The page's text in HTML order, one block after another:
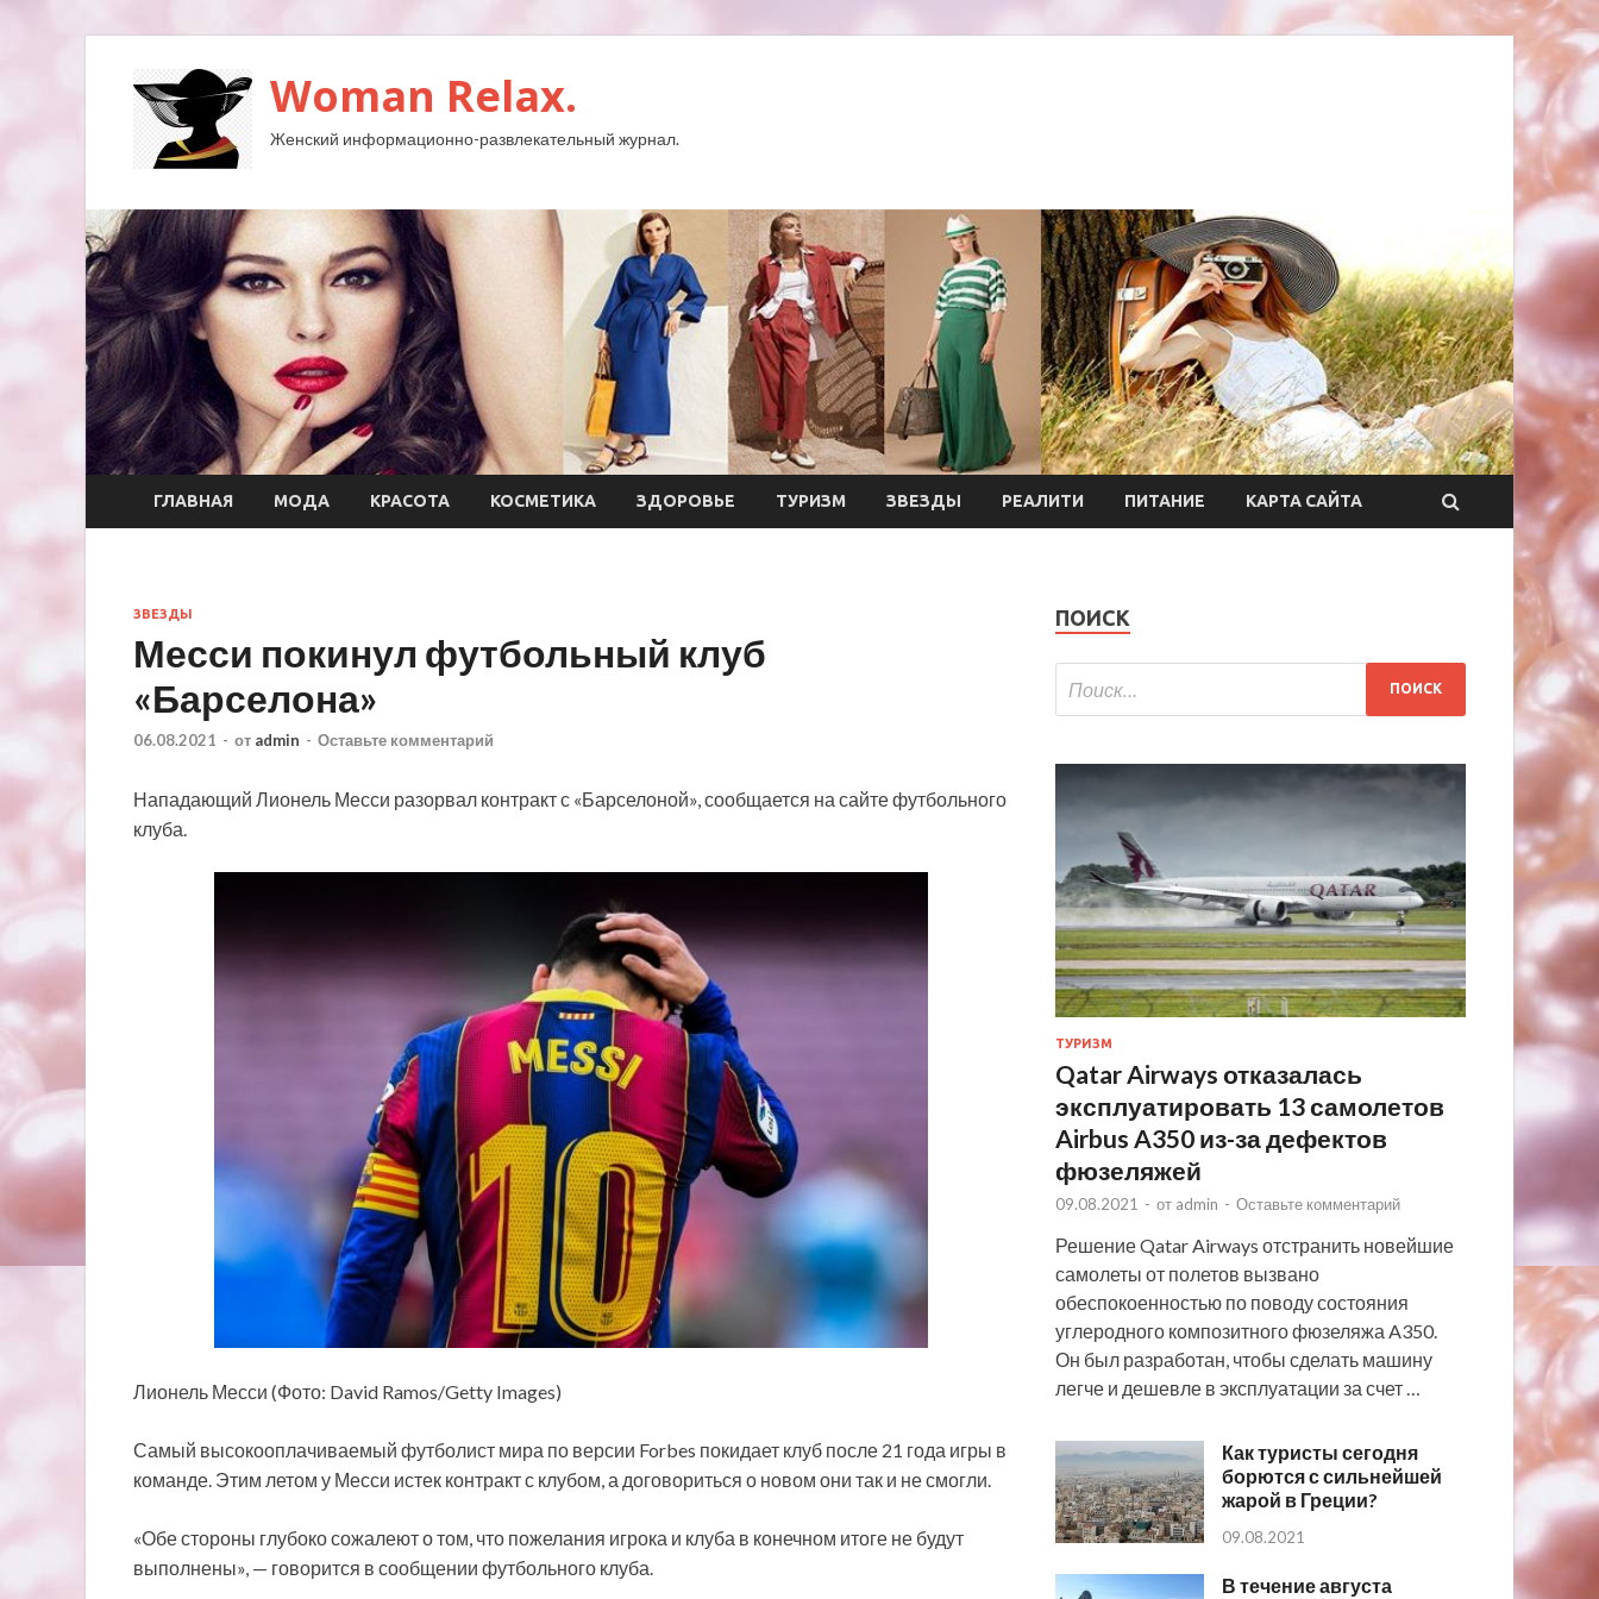
Woman Relax.
Женский информационно-развлекательный журнал.
ГЛАВНАЯ МОДА КРАСОТА КОСМЕТИКА ЗДОРОВЬЕ ТУРИЗМ ЗВЕЗДЫ РЕАЛИТИ ПИТАНИЕ КАРТА САЙТА
ЗВЕЗДЫ
Месси покинул футбольный клуб
«Барселона»
06.08.2021 - от admin - Оставьте комментарий
Нападающий Лионель Месси разорвал контракт с «Барселоной», сообщается на сайте футбольного
клуба.
Лионель Месси (Фото: David Ramos/Getty Images)
Самый высокооплачиваемый футболист мира по версии Forbes покидает клуб после 21 года игры в
команде. Этим летом у Месси истек контракт с клубом, а договориться о новом они так и не смогли.
«Обе стороны глубоко сожалеют о том, что пожелания игрока и клуба в конечном итоге не будут
выполнены», — говорится в сообщении футбольного клуба.
ПОИСК
ТУРИЗМ
Qatar Airways отказалась
эксплуатировать 13 самолетов
Airbus A350 из-за дефектов
фюзеляжей
09.08.2021 - от admin - Оставьте комментарий
Решение Qatar Airways отстранить новейшие
самолеты от полетов вызвано
обеспокоенностью по поводу состояния
углеродного композитного фюзеляжа A350.
Он был разработан, чтобы сделать машину
легче и дешевле в эксплуатации за счет …
Как туристы сегодня
борются с сильнейшей
жарой в Греции?
09.08.2021
В течение августа